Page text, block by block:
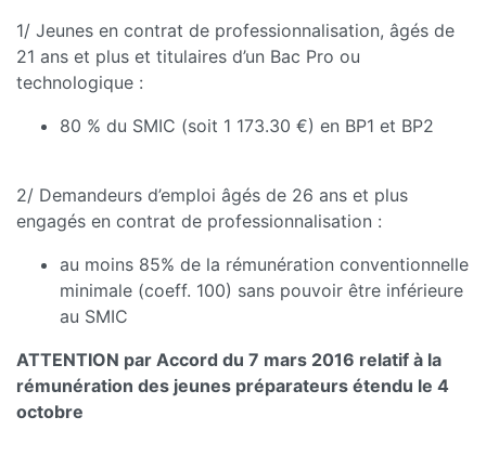
1/ Jeunes en contrat de professionnalisation, âgés de
21 ans et plus et titulaires d’un Bac Pro ou
technologique :
80 % du SMIC (soit 1 173.30 €) en BP1 et BP2
2/ Demandeurs d’emploi âgés de 26 ans et plus
engagés en contrat de professionnalisation :
au moins 85% de la rémunération conventionnelle
minimale (coeff. 100) sans pouvoir être inférieure
au SMIC
ATTENTION par Accord du 7 mars 2016 relatif à la
rémunération des jeunes préparateurs étendu le 4
octobre